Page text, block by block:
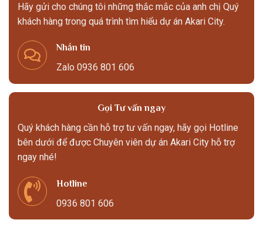
Hãy gửi cho chúng tôi những thắc mắc của anh chị Quý
khách hàng trong quá trình tìm hiểu dự án Akari City.
Nhắn tin
Zalo 0936 801 606
Gọi Tư vấn ngay
Quý khách hàng cần hỗ trợ tư vấn ngay, hãy gọi Hotline
bên dưới để được Chuyên viên dự án Akari City hỗ trợ
ngay nhé!
Hotline
0936 801 606